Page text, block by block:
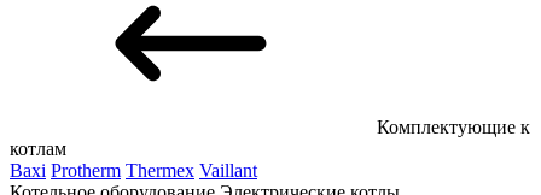
Комплектующие к
котлам
Baxi Protherm Thermex Vaillant